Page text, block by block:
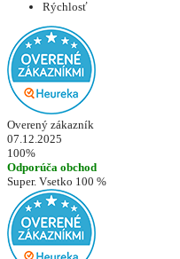
Rýchlosť
Overený zákazník
07.12.2025
100%
Odporúča obchod
Super. Vsetko 100 %